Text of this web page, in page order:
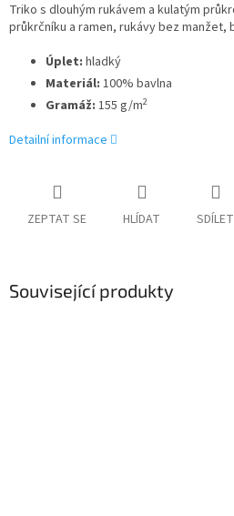
Triko s dlouhým rukávem a kulatým
průkrčníku a ramen, rukávy bez manžet,
Úplet: hladký
Materiál: 100% bavlna
Gramáž: 155 g/m2
Detailní informace
ZEPTAT SE HLÍDAT SDÍLET
Související produkty